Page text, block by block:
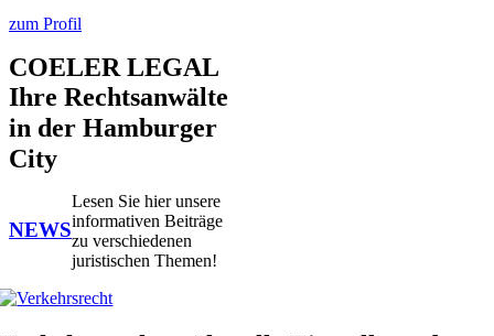
zum Profil
COELER LEGAL
Ihre Rechtsanwälte
in der Hamburger
City
NEWS
Lesen Sie hier unsere
informativen Beiträge
zu verschiedenen
juristischen Themen!